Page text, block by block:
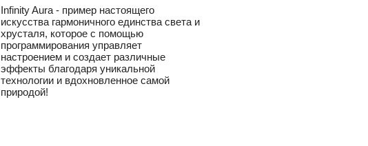
Infinity Aura - пример настоящего
искусства гармоничного единства света и
хрусталя, которое с помощью
программирования управляет
настроением и создает различные
эффекты благодаря уникальной
технологии и вдохновленное самой
природой!